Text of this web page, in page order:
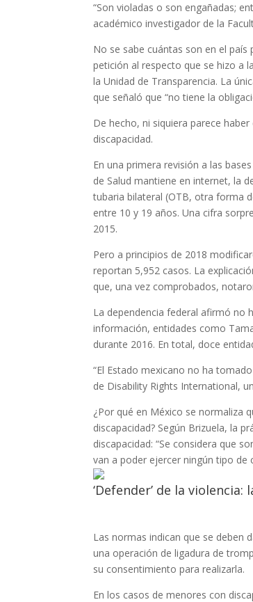
“Son violadas o son engañadas;
académico investigador de la
No se sabe cuántas son en el
petición al respecto que se hizo a
la Unidad de Transparencia. La
que señaló que “no tiene la
De hecho, ni siquiera parece
discapacidad.
En una primera revisión a las
de Salud mantiene en internet, la
tubaria bilateral (OTB, otra forma
entre 10 y 19 años. Una cifra
2015.
Pero a principios de 2018
reportan 5,952 casos. La
que, una vez comprobados,
La dependencia federal afirmó no
información, entidades como
durante 2016. En total, doce
“El Estado mexicano no ha
de Disability Rights International,
¿Por qué en México se normaliza
discapacidad? Según Brizuela, la
discapacidad: “Se considera que
van a poder ejercer ningún tipo de
‘Defender’ de la violencia:
Las normas indican que se deben
una operación de ligadura de
su consentimiento para realizarla.
En los casos de menores con